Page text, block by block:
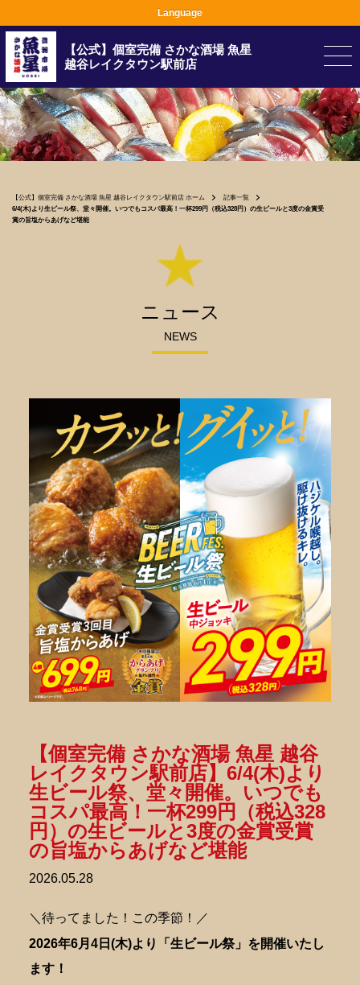
【公式】個室完備 さかな酒場 魚星
越谷レイクタウン駅前店
【公式】個室完備 さかな酒場 魚星 越谷レイクタウン駅前店 ホーム
記事一覧
6/4(木)より生ビール祭、堂々開催。いつでもコスパ最高！一杯299円（税込328円）の生ビールと3度の金賞受
賞の旨塩からあげなど堪能
ニュース
NEWS
2026.05.28
【個室完備 さかな酒場 魚星 越谷
レイクタウン駅前店】6/4(木)より
生ビール祭、堂々開催。いつでも
コスパ最高！一杯299円（税込328
円）の生ビールと3度の金賞受賞
の旨塩からあげなど堪能
＼待ってました！この季節！／
2026年6月4日(木)より「生ビール祭」を開催いたし
ます！
Language